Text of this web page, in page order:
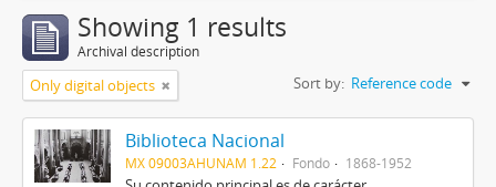
Showing 1 results
Archival description
Only digital objects Sort by: Reference code
Biblioteca Nacional
MX 09003AHUNAM 1.22 Fondo 1868-1952